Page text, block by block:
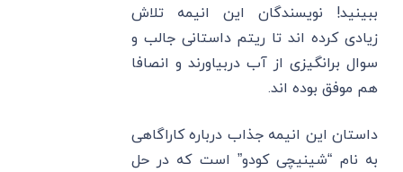
ببینید! نویسندگان این انیمه تلاش
زیادی کرده اند تا ریتم داستانی جالب و
سوال برانگیزی از آب دربیاورند و انصافا
هم موفق بوده اند.
داستان این انیمه جذاب درباره کاراگاهی
به نام “شینیچی کودو” است که در حل